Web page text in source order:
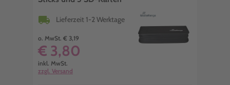
local_shipping Lieferzeit 1-2 Werktage
o. MwSt. € 3,19
€ 3,80
inkl. MwSt.
zzgl. Versand